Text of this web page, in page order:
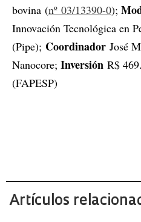
bovina (nº 03/13390-0);
Innovación Tecnológica en
(Pipe); Coordinador José
Nanocore; Inversión R$
(FAPESP)